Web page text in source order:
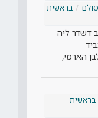
בראשית
דשדר ליה
הארמי,
בראשית